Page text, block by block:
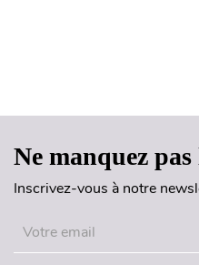
Ne manquez
Inscrivez-vous à notre